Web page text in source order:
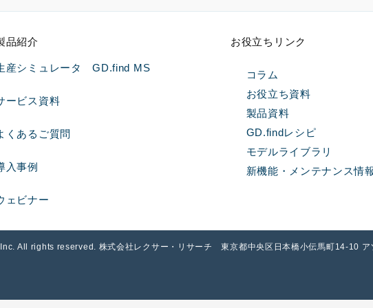
品紹介
産シミュレータ GD.find MS
ービス資料
くあるご質問
入事例
ェビナー
お役立ちリンク
コラム
お役立ち資料
製品資料
GD.findレシピ
モデルライブラリ
新機能・メンテナンス情
All rights reserved. 株式会社レクサー・リサーチ 東京都中央区日本橋小伝馬町14-10 ア